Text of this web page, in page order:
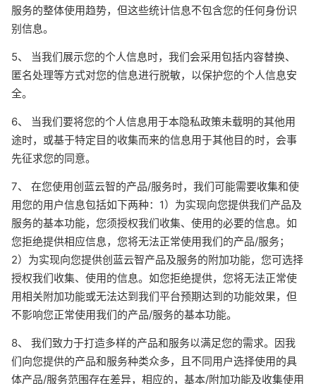
服务的整体使用趋势，但这些统计信息不包含您的任何身份识
别信息。
5、 当我们展示您的个人信息时，我们会采用包括内容替换、
匿名处理等方式对您的信息进行脱敏，以保护您的个人信息安
全。
6、 当我们要将您的个人信息用于本隐私政策未载明的其他用
途时，或基于特定目的收集而来的信息用于其他目的时，会事
先征求您的同意。
7、 在您使用创蓝云智的产品/服务时，我们可能需要收集和使
用您的用户信息包括如下两种：1）为实现向您提供我们产品及
服务的基本功能，您须授权我们收集、使用的必要的信息。如
您拒绝提供相应信息，您将无法正常使用我们的产品/服务；
2）为实现向您提供创蓝云智产品及服务的附加功能，您可选择
授权我们收集、使用的信息。如您拒绝提供，您将无法正常使
用相关附加功能或无法达到我们平台预期达到的功能效果，但
不影响您正常使用我们的产品/服务的基本功能。
8、 我们致力于打造多样的产品和服务以满足您的需求。因我
们向您提供的产品和服务种类众多，且不同用户选择使用的具
体产品/服务范围存在差异，相应的，基本/附加功能及收集使用